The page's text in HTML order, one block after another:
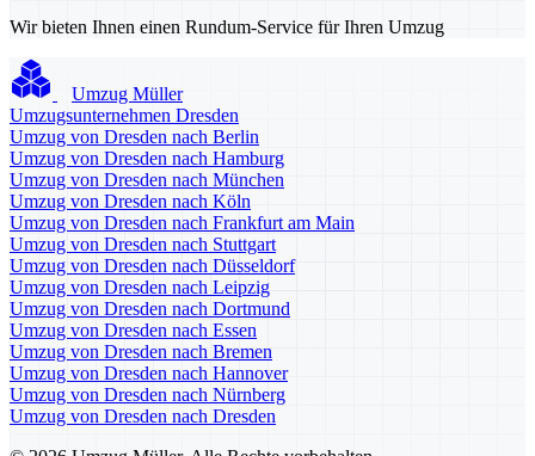
Wir bieten Ihnen einen Rundum-Service für Ihren Umzug
Umzug Müller
Umzugsunternehmen Dresden
Umzug von Dresden nach Berlin
Umzug von Dresden nach Hamburg
Umzug von Dresden nach München
Umzug von Dresden nach Köln
Umzug von Dresden nach Frankfurt am Main
Umzug von Dresden nach Stuttgart
Umzug von Dresden nach Düsseldorf
Umzug von Dresden nach Leipzig
Umzug von Dresden nach Dortmund
Umzug von Dresden nach Essen
Umzug von Dresden nach Bremen
Umzug von Dresden nach Hannover
Umzug von Dresden nach Nürnberg
Umzug von Dresden nach Dresden